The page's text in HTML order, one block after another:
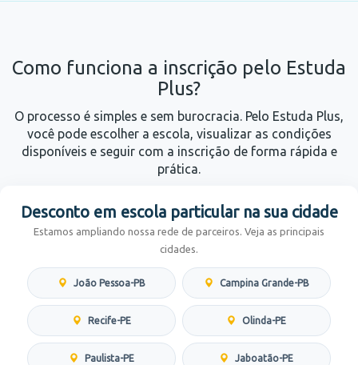
Como funciona a inscrição pelo Estuda
Plus?
O processo é simples e sem burocracia. Pelo Estuda Plus,
você pode escolher a escola, visualizar as condições
disponíveis e seguir com a inscrição de forma rápida e
prática.
Desconto em escola particular na sua cidade
Estamos ampliando nossa rede de parceiros. Veja as principais
cidades.
João Pessoa-PB Campina Grande-PB
Recife-PE Olinda-PE
Paulista-PE Jaboatão-PE